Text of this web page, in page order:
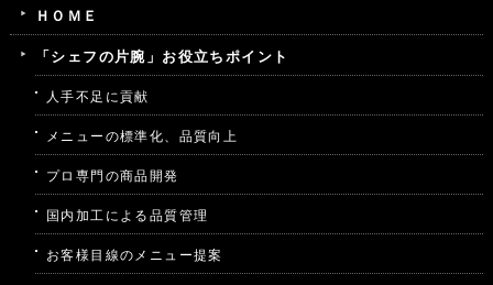
ＨＯＭＥ
「シェフの片腕」お役立ちポイント
人手不足に貢献
メニューの標準化、品質向上
プロ専門の商品開発
国内加工による品質管理
お客様目線のメニュー提案